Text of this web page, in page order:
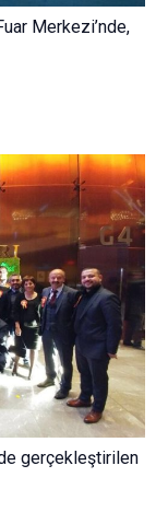
Merkezi’nde,
gerçekleştirilen